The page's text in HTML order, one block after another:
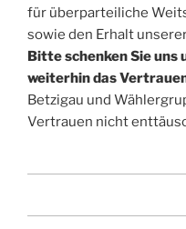
für überparteiliche
sowie den Erhalt
Bitte schenken Sie
weiterhin das
Betzigau und
Vertrauen nicht